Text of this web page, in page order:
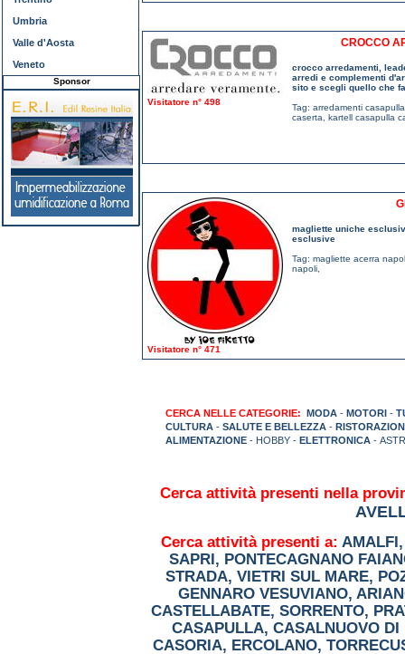
Visitatore n° 498
CROCCO
crocco arredamenti,
arredi e complementi
sito e scegli quello che
Tag: arredamenti
caserta
kartell casapulla
Visitatore n° 471
magliette uniche
esclusive
Tag: magliette acerra
napoli
CERCA NELLE CATEGORIE: MODA - MOTORI -
CULTURA - SALUTE E BELLEZZA -
ALIMENTAZIONE - HOBBY - ELETTRONICA -
Cerca attività presenti nella
Cerca attività presenti a: AMALFI
SAPRI, PONTECAGNANO
STRADA, VIETRI SUL MARE,
GENNARO VESUVIANO,
CASTELLABATE, SORRENTO,
CASAPULLA, CASALNUOVO DI
CASORIA, ERCOLANO,
Umbria
Valle d'Aosta
Veneto
Sponsor